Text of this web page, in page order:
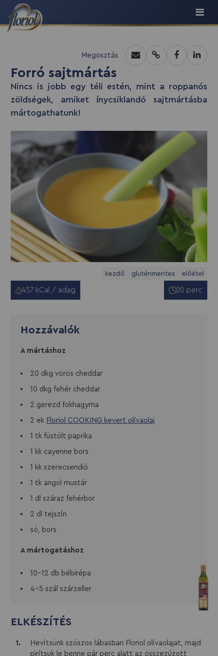
recept script
Megosztás
Forró sajtmártás
Nincs is jobb egy téli estén, mint a roppanós
zöldségek, amiket ínycsiklandó sajtmártásba
mártogathatunk!
457 kCal / adag 20 perc
Hozzávalók
A mártáshoz
20 dkg vörös cheddar
10 dkg fehér cheddar
2 gerezd fokhagyma
2 ek Floriol COOKING kevert olívaolaj
1 tk füstölt paprika
1 kk cayenne bors
1 kk szerecsendió
1 tk angol mustár
1 dl száraz fehérbor
2 dl tejszín
só, bors
A mártogatáshoz
10-12 db bébirépa
4-5 szál szárzeller
kezdő gluténmentes előétel
ELKÉSZÍTÉS
Hevítsünk szószos lábasban Floriol olívaolajat, majd
pirítsuk le benne pár perc alatt az összezúzott